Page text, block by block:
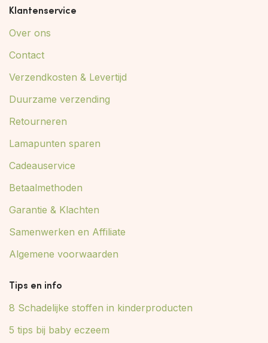
Klantenservice
Over ons
Contact
Verzendkosten & Levertijd
Duurzame verzending
Retourneren
Lamapunten sparen
Cadeauservice
Betaalmethoden
Garantie & Klachten
Samenwerken en Affiliate
Algemene voorwaarden
Tips en info
8 Schadelijke stoffen in kinderproducten
5 tips bij baby eczeem